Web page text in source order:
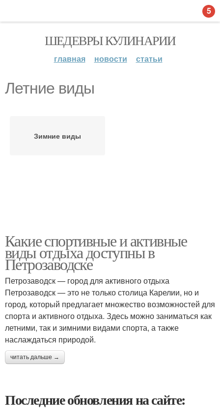
ШЕДЕВРЫ КУЛИНАРИИ
главная новости статьи
Летние виды
Зимние виды
Какие спортивные и активные
виды отдыха доступны в
Петрозаводске
Петрозаводск — город для активного отдыха
Петрозаводск — это не только столица Карелии, но и
город, который предлагает множество возможностей для
спорта и активного отдыха. Здесь можно заниматься как
летними, так и зимними видами спорта, а также
наслаждаться природой.
читать дальше →
Последние обновления на сайте:
5